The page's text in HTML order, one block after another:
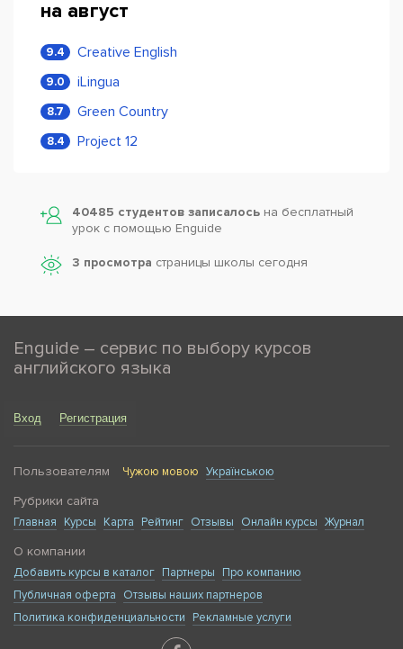
на август
9.4 Creative English
9.0 iLingua
8.7 Green Country
8.4 Project 12
40485 студентов записалось на бесплатный
урок с помощью Enguide
3 просмотра страницы школы сегодня
Enguide – сервис по выбору курсов
английского языка
Вход Регистрация
Пользователям Чужою мовою Українською
Рубрики сайта
Главная Курсы Карта Рейтинг Отзывы Онлайн курсы Журнал
О компании
Добавить курсы в каталог Партнеры
Про компанию
Публичная оферта
Отзывы наших партнеров
Политика конфиденциальности
Рекламные услуги